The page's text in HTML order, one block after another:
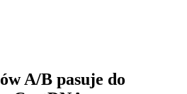
A/B pasuje do